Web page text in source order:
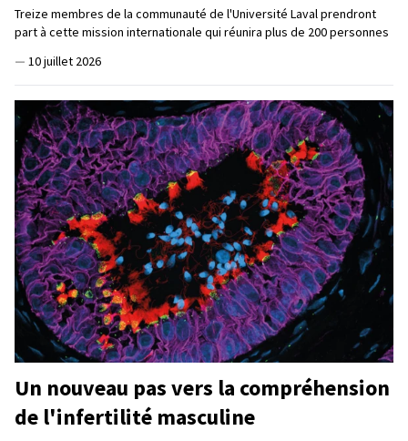
Treize membres de la communauté de l'Université Laval prendront
part à cette mission internationale qui réunira plus de 200 personnes
— 10 juillet 2026
Un nouveau pas vers la compréhension
de l'infertilité masculine